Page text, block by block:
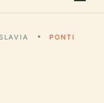
PONTI